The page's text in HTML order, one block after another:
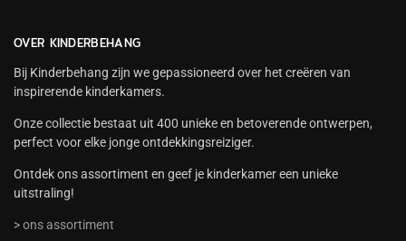
OVER KINDERBEHANG
Bij Kinderbehang zijn we gepassioneerd over het creëren van
inspirerende kinderkamers.
Onze collectie bestaat uit 400 unieke en betoverende ontwerpen,
perfect voor elke jonge ontdekkingsreiziger.
Ontdek ons assortiment en geef je kinderkamer een unieke
uitstraling!
> ons assortiment